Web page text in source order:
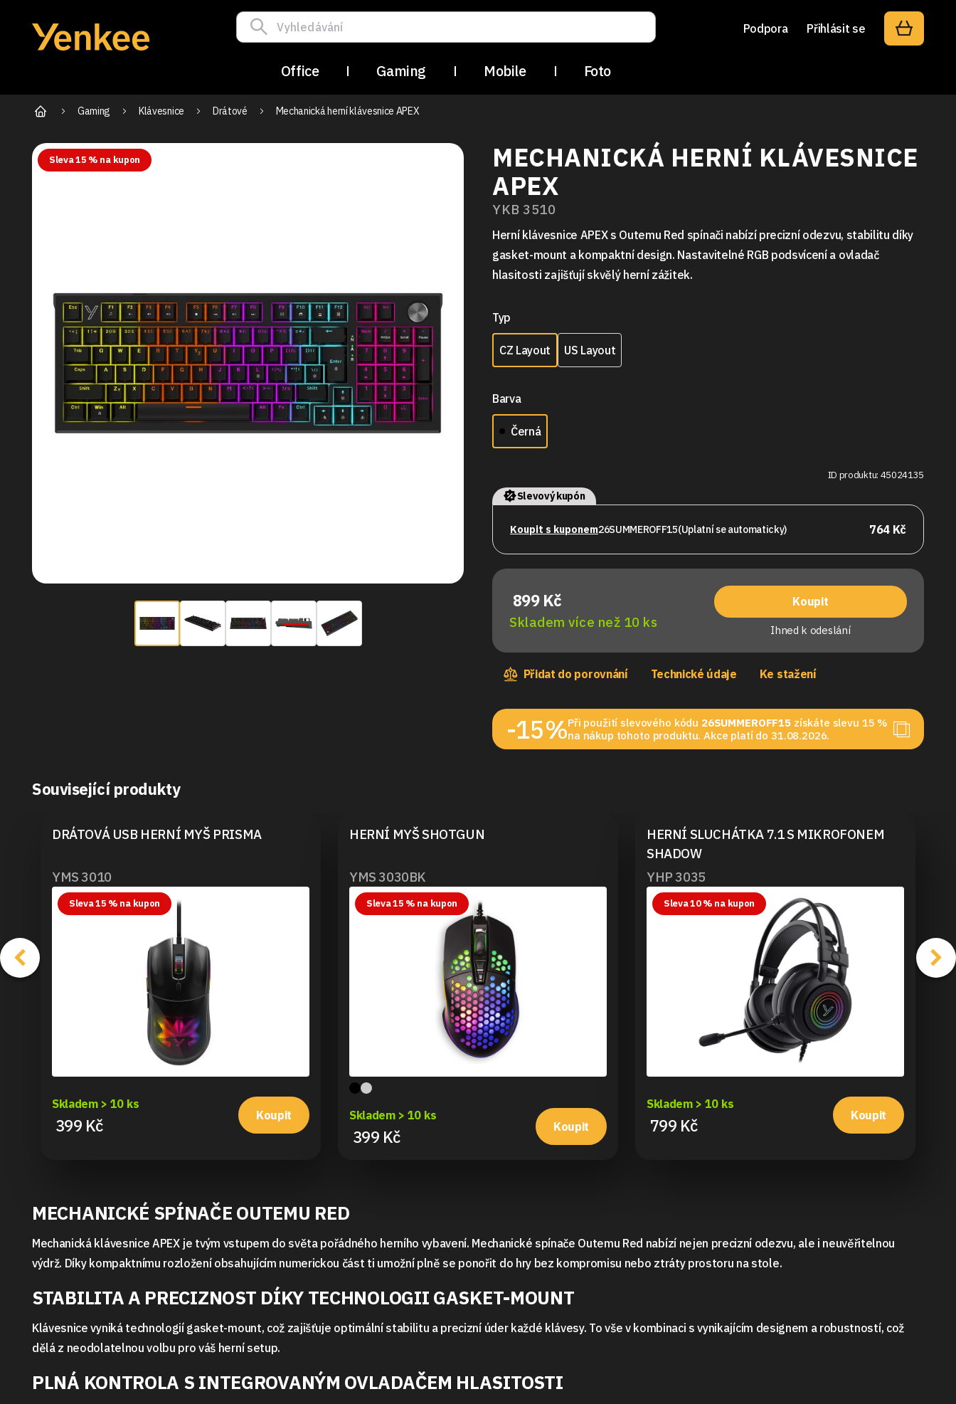
Office Gaming Mobile Foto
Podpora Přihlásit se
Gaming Klávesnice Drátové Mechanická herní klávesnice APEX
Sleva 15 % na kupon
MECHANICKÁ HERNÍ KLÁVESNICE
APEX
YKB 3510
Herní klávesnice APEX s Outemu Red spínači nabízí precizní odezvu, stabilitu díky
gasket-mount a kompaktní design. Nastavitelné RGB podsvícení a ovladač
hlasitosti zajišťují skvělý herní zážitek.
Typ
CZ Layout US Layout
Barva
Černá
ID produktu: 45024135
Slevový kupón
Koupit s kuponem26SUMMEROFF15(Uplatní se automaticky) 764 Kč
899 Kč
Skladem více než 10 ks
Koupit
Ihned k odeslání
Přidat do porovnání Technické údaje Ke stažení
-15%Při použití slevového kódu 26SUMMEROFF15 získáte slevu 15 %
na nákup tohoto produktu. Akce platí do 31.08.2026.
Související produkty
DRÁTOVÁ USB HERNÍ MYŠ PRISMA
YMS 3010
Sleva 15 % na kupon
Skladem > 10 ks
399 Kč Koupit
HERNÍ MYŠ SHOTGUN
YMS 3030BK
Sleva 15 % na kupon
Skladem > 10 ks
399 Kč Koupit
HERNÍ SLUCHÁTKA 7.1 S MIKROFONEM
SHADOW
YHP 3035
Sleva 10 % na kupon
Skladem > 10 ks
799 Kč Koupit
MECHANICKÉ SPÍNAČE OUTEMU RED
Mechanická klávesnice APEX je tvým vstupem do světa pořádného herního vybavení. Mechanické spínače Outemu Red nabízí nejen precizní odezvu, ale i neuvěřitelnou
výdrž. Díky kompaktnímu rozložení obsahujícím numerickou část ti umožní plně se ponořit do hry bez kompromisu nebo ztráty prostoru na stole.
STABILITA A PRECIZNOST DÍKY TECHNOLOGII GASKET-MOUNT
Klávesnice vyniká technologií gasket-mount, což zajišťuje optimální stabilitu a precizní úder každé klávesy. To vše v kombinaci s vynikajícím designem a robustností, což
dělá z neodolatelnou volbu pro váš herní setup.
PLNÁ KONTROLA S INTEGROVANÝM OVLADAČEM HLASITOSTI